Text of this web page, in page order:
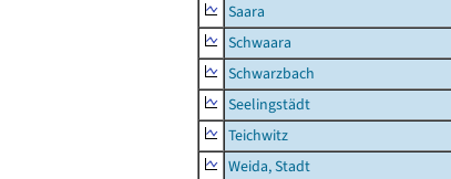
Saara
Schwaara
Schwarzbach
Seelingstädt
Teichwitz
Weida, Stadt